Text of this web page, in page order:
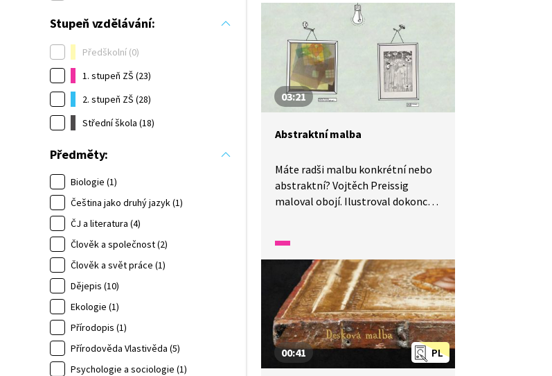
Stupeň vzdělávání:
Předškolní (0)
1. stupeň ZŠ (23)
2. stupeň ZŠ (28)
Střední škola (18)
Předměty:
Biologie (1)
Čeština jako druhý jazyk (1)
ČJ a literatura (4)
Člověk a společnost (2)
Člověk a svět práce (1)
Dějepis (10)
Ekologie (1)
Přírodopis (1)
Přírodověda Vlastivěda (5)
Psychologie a sociologie (1)
03:21
Abstraktní malba
Máte radši malbu konkrétní nebo
abstraktní? Vojtěch Preissig
maloval obojí. Ilustroval dokonce
PL
00:41